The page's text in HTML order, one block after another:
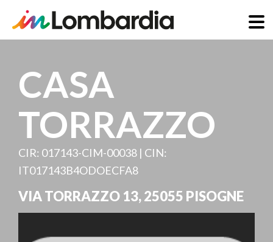
InhaltCASA
TORRAZZO
CIR: 017143-CIM-00038 | CIN:
IT017143B4ODOECFA8
VIA TORRAZZO 13,25055 PISOGNE